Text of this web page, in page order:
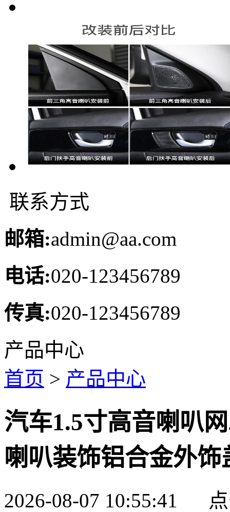
联系方式
邮箱:admin@aa.com
电话:020-123456789
传真:020-123456789
产品中心
首页 > 产品中心
汽车1.5寸高音喇叭
喇叭装饰铝合金外饰
2026-08-07 10:55:41